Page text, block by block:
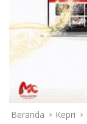
Beranda Kepri